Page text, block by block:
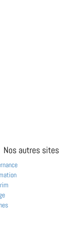
Nos autres sites